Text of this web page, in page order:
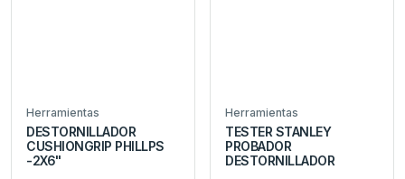
Herramientas
DESTORNILLADOR
CUSHIONGRIP PHILLPS
-2X6"
Herramientas
TESTER STANLEY
PROBADOR
DESTORNILLADOR